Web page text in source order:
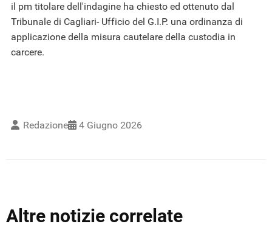
il pm titolare dell'indagine ha chiesto ed ottenuto dal
Tribunale di Cagliari- Ufficio del G.I.P. una ordinanza di
applicazione della misura cautelare della custodia in
carcere.
Redazione 4 Giugno 2026
Altre notizie correlate